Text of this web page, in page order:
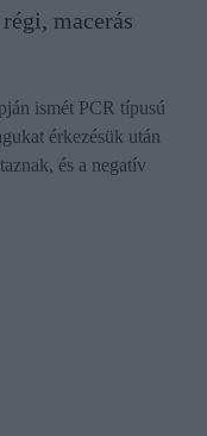
macerás
ismét PCR típusú
érkezésük után
és a negatív